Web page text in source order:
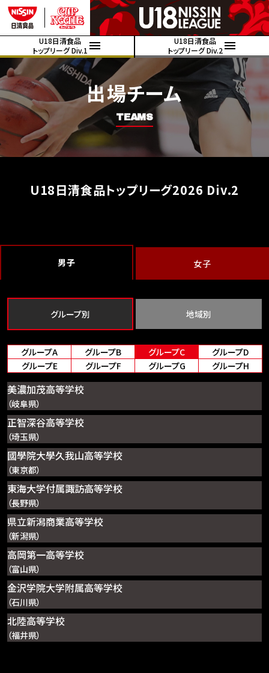
U18日清食品
トップリーグ Div.1
U18日清食品
トップリーグ Div.2
出場チーム
TEAMS
U18日清食品トップリーグ2026 Div.2
男子 女子
グループ別 地域別
グループA グループB グループC
グループD
グループE
グループF グループG グループH
美濃加茂高等学校
（岐阜県）
正智深谷高等学校
（埼玉県）
國學院大學久我山高等学校
（東京都）
東海大学付属諏訪高等学校
（長野県）
県立新潟商業高等学校
（新潟県）
高岡第一高等学校
（富山県）
金沢学院大学附属高等学校
（石川県）
北陸高等学校
（福井県）